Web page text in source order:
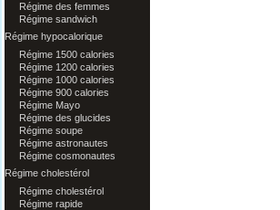
Régime des femmes
Régime sandwich
Régime hypocalorique
Régime 1500 calories
Régime 1200 calories
Régime 1000 calories
Régime 900 calories
Régime Mayo
Régime des glucides
Régime soupe
Régime astronautes
Régime cosmonautes
Régime cholestérol
Régime cholestérol
Régime rapide